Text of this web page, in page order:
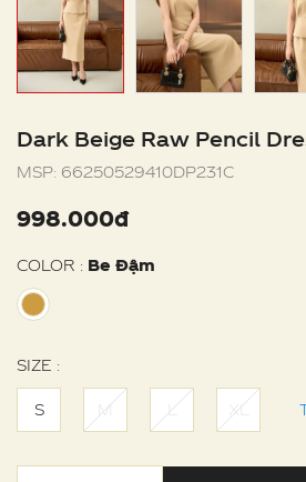
Dark Beige Raw Pencil
MSP: 66250529410DP231C
998.000đ
COLOR : Be Đậm
SIZE :
S M L XL